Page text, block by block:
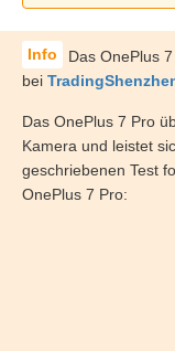
Das OnePlus
bei
Das OnePlus 7 Pro
Kamera und leistet
geschriebenen Test
OnePlus 7 Pro: